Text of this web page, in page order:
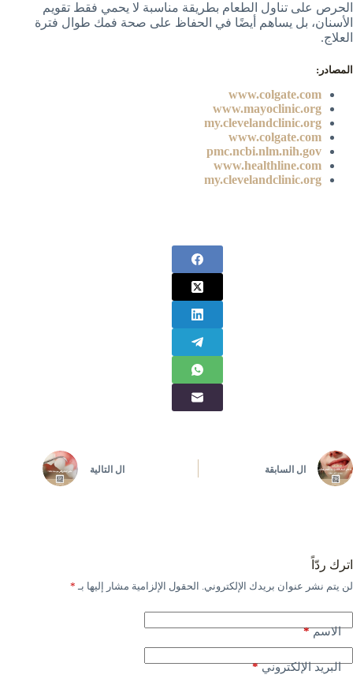
الحرص على تناول الطعام بطريقة مناسبة لا يحمي فقط تقويم
الأسنان، بل يساهم أيضًا في الحفاظ على صحة فمك طوال فترة
العلاج.
المصادر:
www.colgate.com
www.mayoclinic.org
my.clevelandclinic.org
www.colgate.com
pmc.ncbi.nlm.nih.gov
www.healthline.com
my.clevelandclinic.org
ال السابقة ال التالية
اترك ردّاً
لن يتم نشر عنوان بريدك الإلكتروني. الحقول الإلزامية مشار إليها بـ *
الاسم*
البريد الإلكتروني*